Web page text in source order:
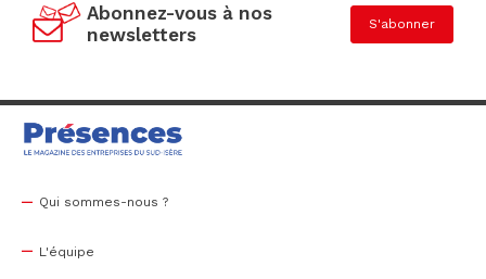
Abonnez-vous à nos
newsletters
S'abonner
Qui sommes-nous ?
L'équipe